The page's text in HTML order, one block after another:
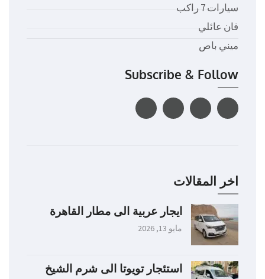
سيارات 7 راكب
فان عائلي
ميني باص
Subscribe & Follow
اخر المقالات
ايجار عربية الى مطار القاهرة
مايو 13, 2026
استئجار تويوتا الى شرم الشيخ